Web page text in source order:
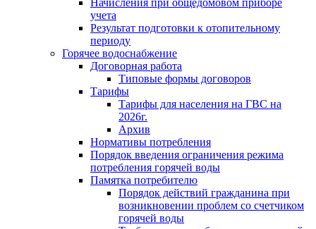
Начисления при общедомовом приборе
учета
Результат подготовки к отопительному
периоду
Горячее водоснабжение
Договорная работа
Типовые формы договоров
Тарифы
Тарифы для населения на ГВС на
2026г.
Архив
Нормативы потребления
Порядок введения ограничения режима
потребления горячей воды
Памятка потребителю
Порядок действий гражданина при
возникновении проблем со счетчиком
горячей воды